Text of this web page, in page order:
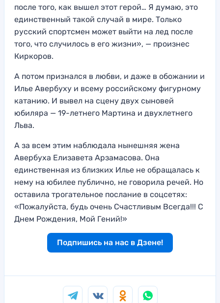
после того, как вышел этот герой… Я думаю, это
единственный такой случай в мире. Только
русский спортсмен может выйти на лед после
того, что случилось в его жизни», — произнес
Киркоров.
А потом признался в любви, и даже в обожании и
Илье Авербуху и всему российскому фигурному
катанию. И вывел на сцену двух сыновей
юбиляра — 19-летнего Мартина и двухлетнего
Льва.
А за всем этим наблюдала нынешняя жена
Авербуха Елизавета Арзамасова. Она
единственная из близких Илье не обращалась к
нему на юбилее публично, не говорила речей. Но
оставила трогательное послание в соцсетях:
«Пожалуйста, будь очень Счастливым Всегда!!! С
Днем Рождения, Мой Гений!»
Подпишись на нас в Дзене!